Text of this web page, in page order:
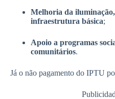
Melhoria da
infraestrutura básica;
Apoio a programas
comunitários.
Já o não pagamento do IPTU